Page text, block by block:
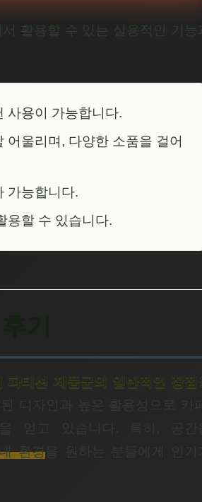
활용할 수 있는 실용적인 기능
사용이 가능합니다.
울리며, 다양한 소품을 걸어
가능합니다.
용할 수 있습니다.
파티션 제품군의 일반적인 장점
디자인과 높은 활용성으로 카
얻고 있습니다. 특히, 공간
환경을 원하는 분들에게 인기